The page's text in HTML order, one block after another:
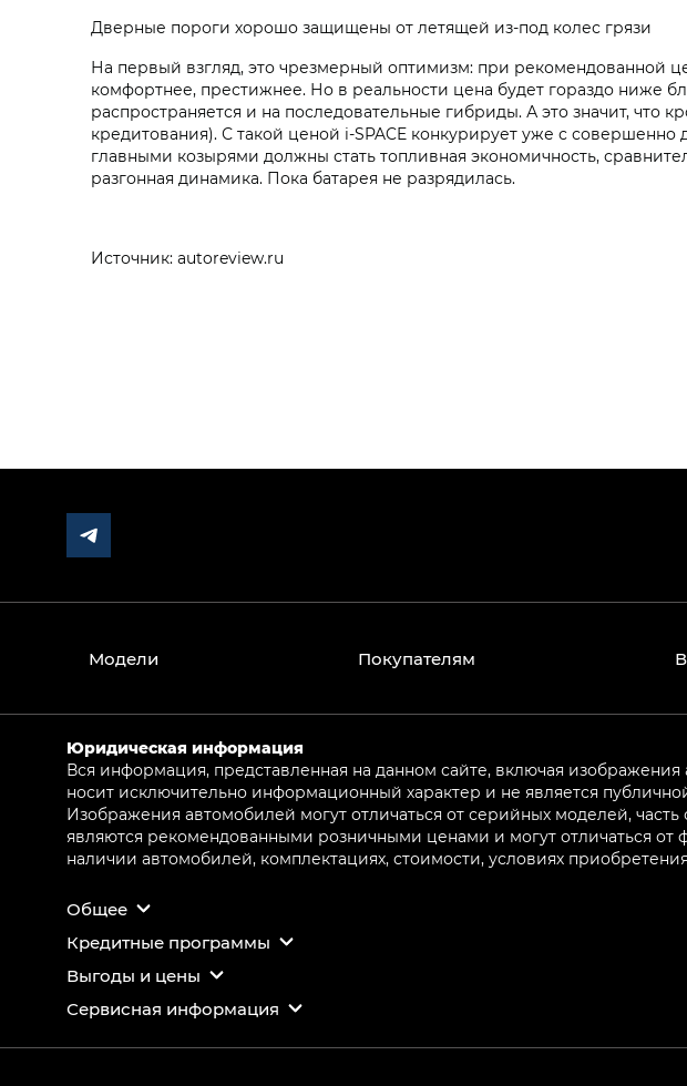
Дверные пороги хорошо защищены от летящей из-под колес грязи
На первый взгляд, это чрезмерный оптимизм: при рекомендованной
комфортнее, престижнее. Но в реальности цена будет гораздо ниже
распространяется и на последовательные гибриды. А это значит,
кредитования). С такой ценой i‑SPACE конкурирует уже с
главными козырями должны стать топливная экономичность,
разгонная динамика. Пока батарея не разрядилась.
Источник: autoreview.ru
Модели Покупателям
Юридическая информация
Вся информация, представленная на данном сайте, включая
носит исключительно информационный характер и не является
Изображения автомобилей могут отличаться от серийных моделей,
являются рекомендованными розничными ценами и могут отличаться
наличии автомобилей, комплектациях, стоимости, условиях
Общее
Кредитные программы
Выгоды и цены
Сервисная информация